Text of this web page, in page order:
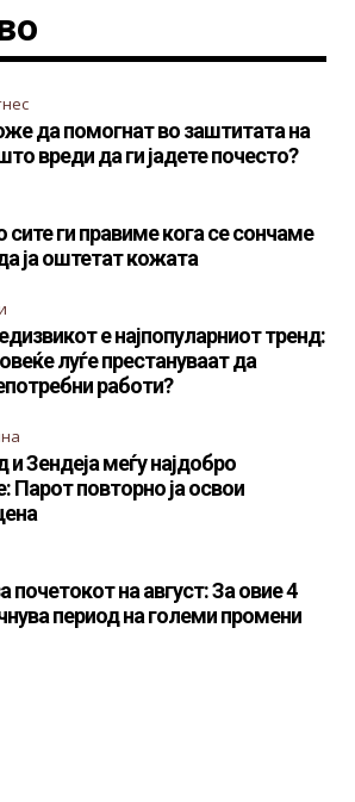
да помогнат во заштитата на
вреди да ги јадете почесто?
ги правиме кога се сончаме
ја оштетат кожата
е најпопуларниот тренд:
луѓе престануваат да
работи?
Зендеја меѓу најдобро
Парот повторно ја освои
почетокот на август: За овие 4
период на големи промени